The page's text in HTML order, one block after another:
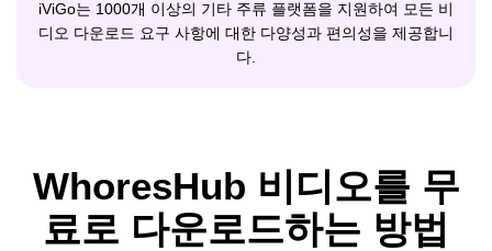
iViGo는 1000개 이상의 기타 주류 플랫폼을 지원하여 모든 비
디오 다운로드 요구 사항에 대한 다양성과 편의성을 제공합니
다.
WhoresHub 비디오를 무
료로 다운로드하는 방법